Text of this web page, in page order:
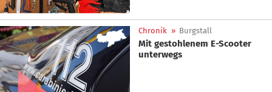
Chronik » Burgstall
Mit gestohlenem E-Scooter
unterwegs